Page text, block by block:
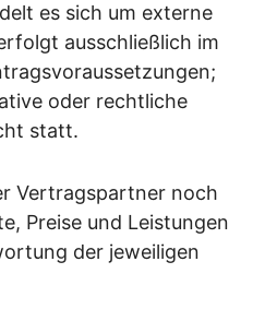
es sich um externe
ausschließlich im
oder rechtliche
statt.
Vertragspartner noch
Preise und Leistungen
der jeweiligen